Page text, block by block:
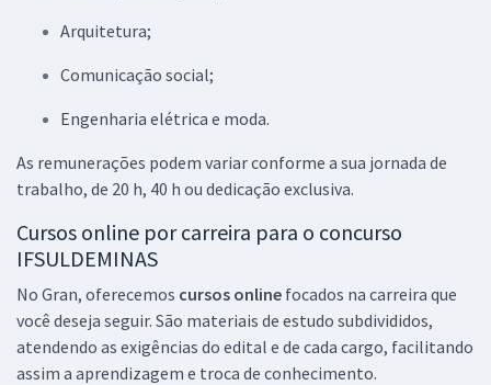
Arquitetura;
Comunicação social;
Engenharia elétrica e moda.
As remunerações podem variar conforme a sua jornada de
trabalho, de 20 h, 40 h ou dedicação exclusiva.
Cursos online por carreira para o concurso
IFSULDEMINAS
No Gran, oferecemos cursos online focados na carreira que
você deseja seguir. São materiais de estudo subdivididos,
atendendo as exigências do edital e de cada cargo, facilitando
assim a aprendizagem e troca de conhecimento.